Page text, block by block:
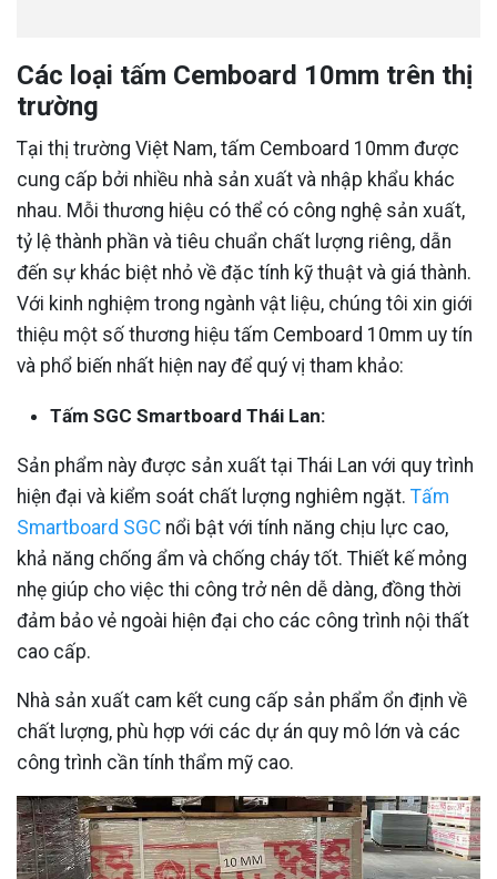
Các loại tấm Cemboard 10mm trên thị
trường
Tại thị trường Việt Nam, tấm Cemboard 10mm được
cung cấp bởi nhiều nhà sản xuất và nhập khẩu khác
nhau. Mỗi thương hiệu có thể có công nghệ sản xuất,
tỷ lệ thành phần và tiêu chuẩn chất lượng riêng, dẫn
đến sự khác biệt nhỏ về đặc tính kỹ thuật và giá thành.
Với kinh nghiệm trong ngành vật liệu, chúng tôi xin giới
thiệu một số thương hiệu tấm Cemboard 10mm uy tín
và phổ biến nhất hiện nay để quý vị tham khảo:
Tấm SGC Smartboard Thái Lan:
Sản phẩm này được sản xuất tại Thái Lan với quy trình
hiện đại và kiểm soát chất lượng nghiêm ngặt. Tấm
Smartboard SGC nổi bật với tính năng chịu lực cao,
khả năng chống ẩm và chống cháy tốt. Thiết kế mỏng
nhẹ giúp cho việc thi công trở nên dễ dàng, đồng thời
đảm bảo vẻ ngoài hiện đại cho các công trình nội thất
cao cấp.
Nhà sản xuất cam kết cung cấp sản phẩm ổn định về
chất lượng, phù hợp với các dự án quy mô lớn và các
công trình cần tính thẩm mỹ cao.